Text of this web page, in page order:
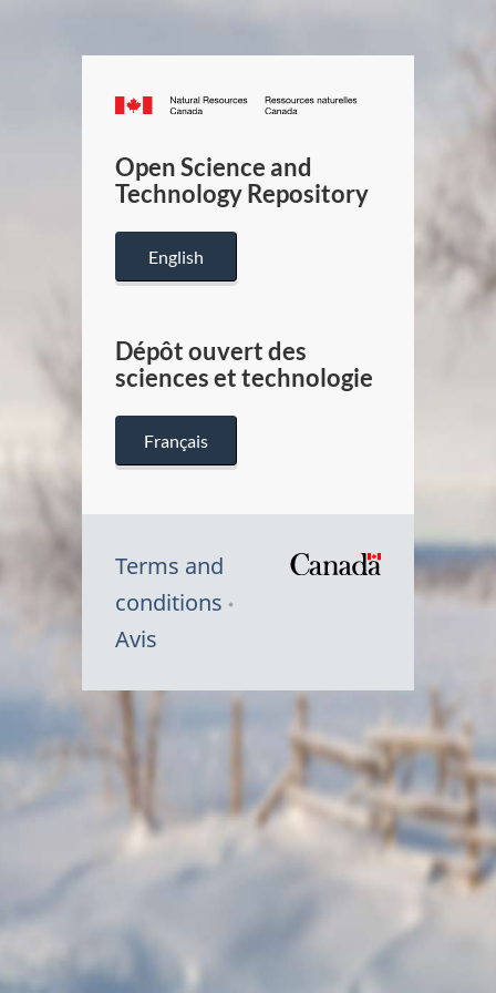
Canada.ca
/
Canada
Open Science and
Technology Repository
English
Dépôt ouvert des
sciences et technologie
Français
Terms and
conditions
Avis
Symbole
Canada